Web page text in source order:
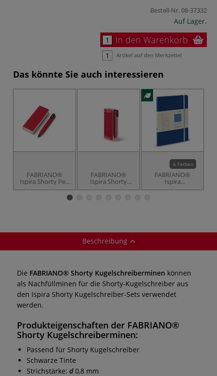
Bestell-Nr.08-37332
Auf Lager.
In den Warenkorb
Artikel auf den Merkzettel
Das könnte Sie auch interessieren
FABRIANO®
Ispira Shorty Pen
Set mit
FABRIANO®
Ispira Shorty
Pencil Set mit
6 Farben
FABRIANO®
Ispira
Skizzenbuch,
Beschreibung
Die FABRIANO® Shorty Kugelschreiberminen können
als Nachfüllminen für die Shorty-Kugelschreiber aus
den Ispira Shorty Kugelschreiber-Sets verwendet
werden.
Produkteigenschaften der FABRIANO®
Shorty Kugelschreiberminen:
Passend für Shorty Kugelschreiber
Schwarze Tinte
Strichstärke: d0,8 mm